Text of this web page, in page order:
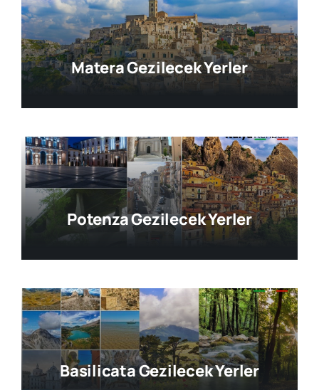
Matera Gezilecek Yerler
Potenza Gezilecek Yerler
Basilicata Gezilecek Yerler